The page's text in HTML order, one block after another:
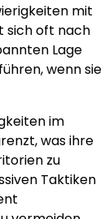
mit
sich oft nach
Lage
wenn sie
im
was ihre
zu
Taktiken